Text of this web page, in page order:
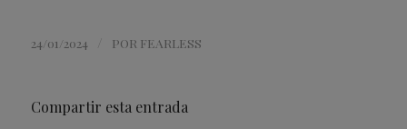
24/01/2024 POR FEARLESS
Compartir esta entrada